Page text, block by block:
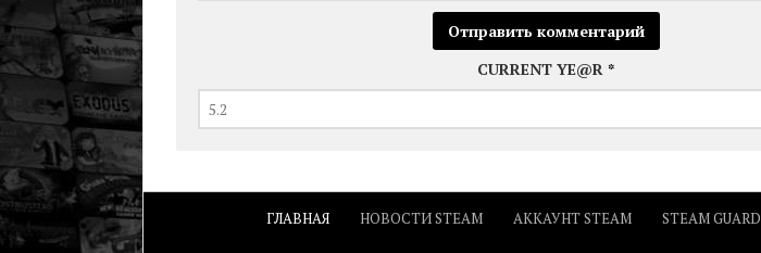
CURRENT YE@R *
ГЛАВНАЯ НОВОСТИ STEAM АККАУНТ STEAM STEAM GUARD